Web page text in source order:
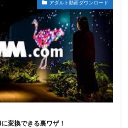
アダルト動画ダウンロード
変換できる裏ワザ！